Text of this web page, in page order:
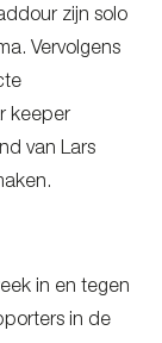
zijn solo
Vervolgens
keeper
van Lars
in en tegen
in de